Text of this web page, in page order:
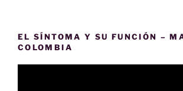
EL SÍNTOMA Y SU FUNCIÓN –
COLOMBIA